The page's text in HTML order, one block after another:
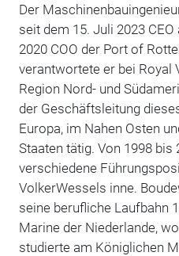
Der
seit dem 15. Juli 2023
2020 COO der Port of
verantwortete er bei Royal
Region Nord- und
der Geschäftsleitung
Europa, im Nahen Osten
Staaten tätig. Von 1998 bis
verschiedene
VolkerWessels inne.
seine berufliche Laufbahn
Marine der Niederlande,
studierte am Königlichen